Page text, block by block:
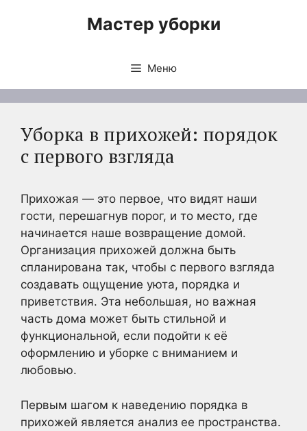
Мастер уборки
Меню
Уборка в прихожей: порядок
с первого взгляда
Прихожая — это первое, что видят наши
гости, перешагнув порог, и то место, где
начинается наше возвращение домой.
Организация прихожей должна быть
спланирована так, чтобы с первого взгляда
создавать ощущение уюта, порядка и
приветствия. Эта небольшая, но важная
часть дома может быть стильной и
функциональной, если подойти к её
оформлению и уборке с вниманием и
любовью.
Первым шагом к наведению порядка в
прихожей является анализ ее пространства.